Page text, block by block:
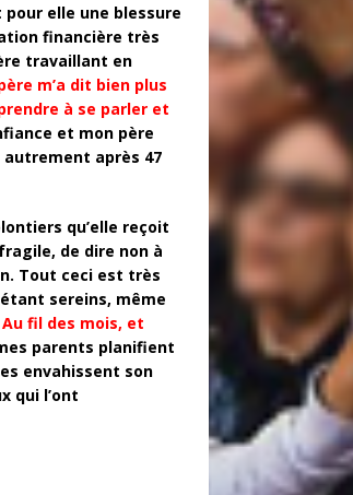
pour elle une blessure
financière très
travaillant en
m’a dit bien plus
à se parler et
et mon père
autrement après 47
qu’elle reçoit
de dire non à
Tout ceci est très
sereins, même
Au fil des mois, et
parents planifient
envahissent son
qui l’ont